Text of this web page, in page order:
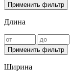
Применить фильтр
Длина
Применить фильтр
Ширина